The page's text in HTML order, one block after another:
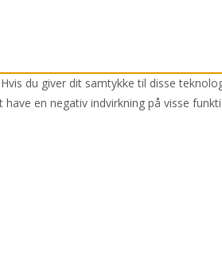
du giver dit samtykke til disse
en negativ indvirkning på visse